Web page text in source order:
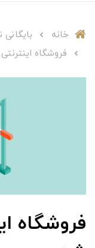
خانه
فروشگاه
فروشگاه